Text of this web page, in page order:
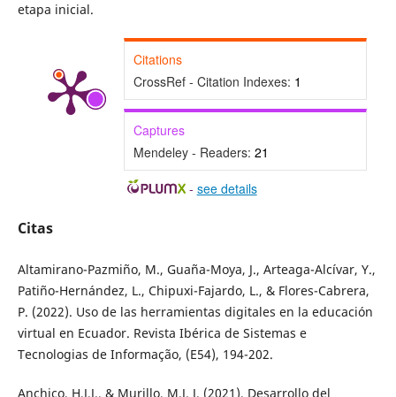
etapa inicial.
Citations
CrossRef - Citation Indexes: 1
Captures
Mendeley - Readers: 21
- see details
Citas
Altamirano-Pazmiño, M., Guaña-Moya, J., Arteaga-Alcívar, Y.,
Patiño-Hernández, L., Chipuxi-Fajardo, L., & Flores-Cabrera,
P. (2022). Uso de las herramientas digitales en la educación
virtual en Ecuador. Revista Ibérica de Sistemas e
Tecnologias de Informação, (E54), 194-202.
Anchico, H.J.J., & Murillo, M.J. J. (2021). Desarrollo del